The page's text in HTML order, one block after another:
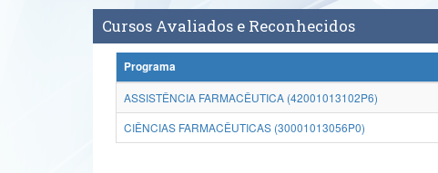
Cursos Avaliados e Reconhecidos
Programa
ASSISTÊNCIA FARMACÊUTICA (42001013102P6)
CIÊNCIAS FARMACÊUTICAS (30001013056P0)